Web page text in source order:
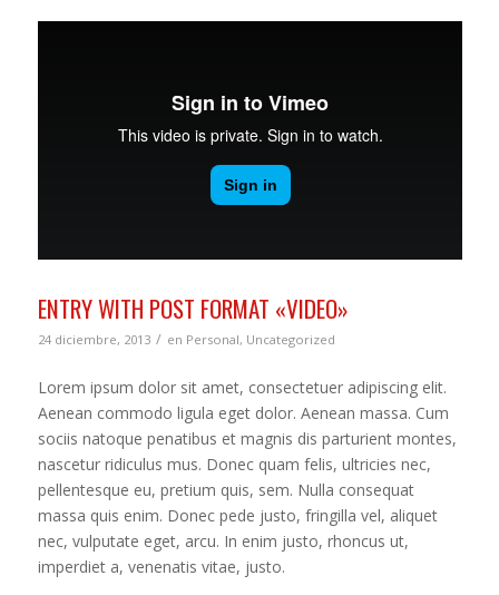
ENTRY WITH POST FORMAT «VIDEO»
24 diciembre, 2013 / en Personal, Uncategorized
Lorem ipsum dolor sit amet, consectetuer adipiscing elit.
Aenean commodo ligula eget dolor. Aenean massa. Cum
sociis natoque penatibus et magnis dis parturient montes,
nascetur ridiculus mus. Donec quam felis, ultricies nec,
pellentesque eu, pretium quis, sem. Nulla consequat
massa quis enim. Donec pede justo, fringilla vel, aliquet
nec, vulputate eget, arcu. In enim justo, rhoncus ut,
imperdiet a, venenatis vitae, justo.